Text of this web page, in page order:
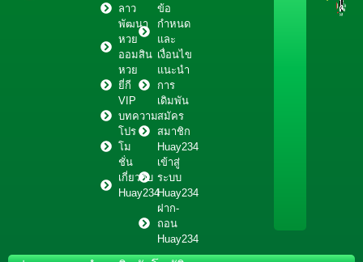
ลาว
พัฒนา
หวย
ออมสิน
หวย
ยี่กี
VIP
บทความ
โปร
โม
ชั่น
เกี่ยวกับ
Huay234
ข้อ
กำหนด
และ
เงื่อนไข
แนะนำ
การ
เดิมพัน
สมัคร
สมาชิก
Huay234
เข้าสู่
ระบบ
Huay234
ฝาก-
ถอน
Huay234